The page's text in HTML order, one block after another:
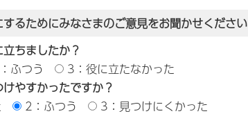
るためにみなさまのご意見をお聞かせください
ちましたか？
ふつう
3：役に立たなかった
やすかったですか？
2：ふつう 3：見つけにくかった